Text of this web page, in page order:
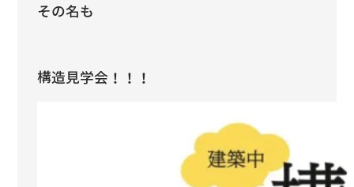
その名も
構造見学会！！！